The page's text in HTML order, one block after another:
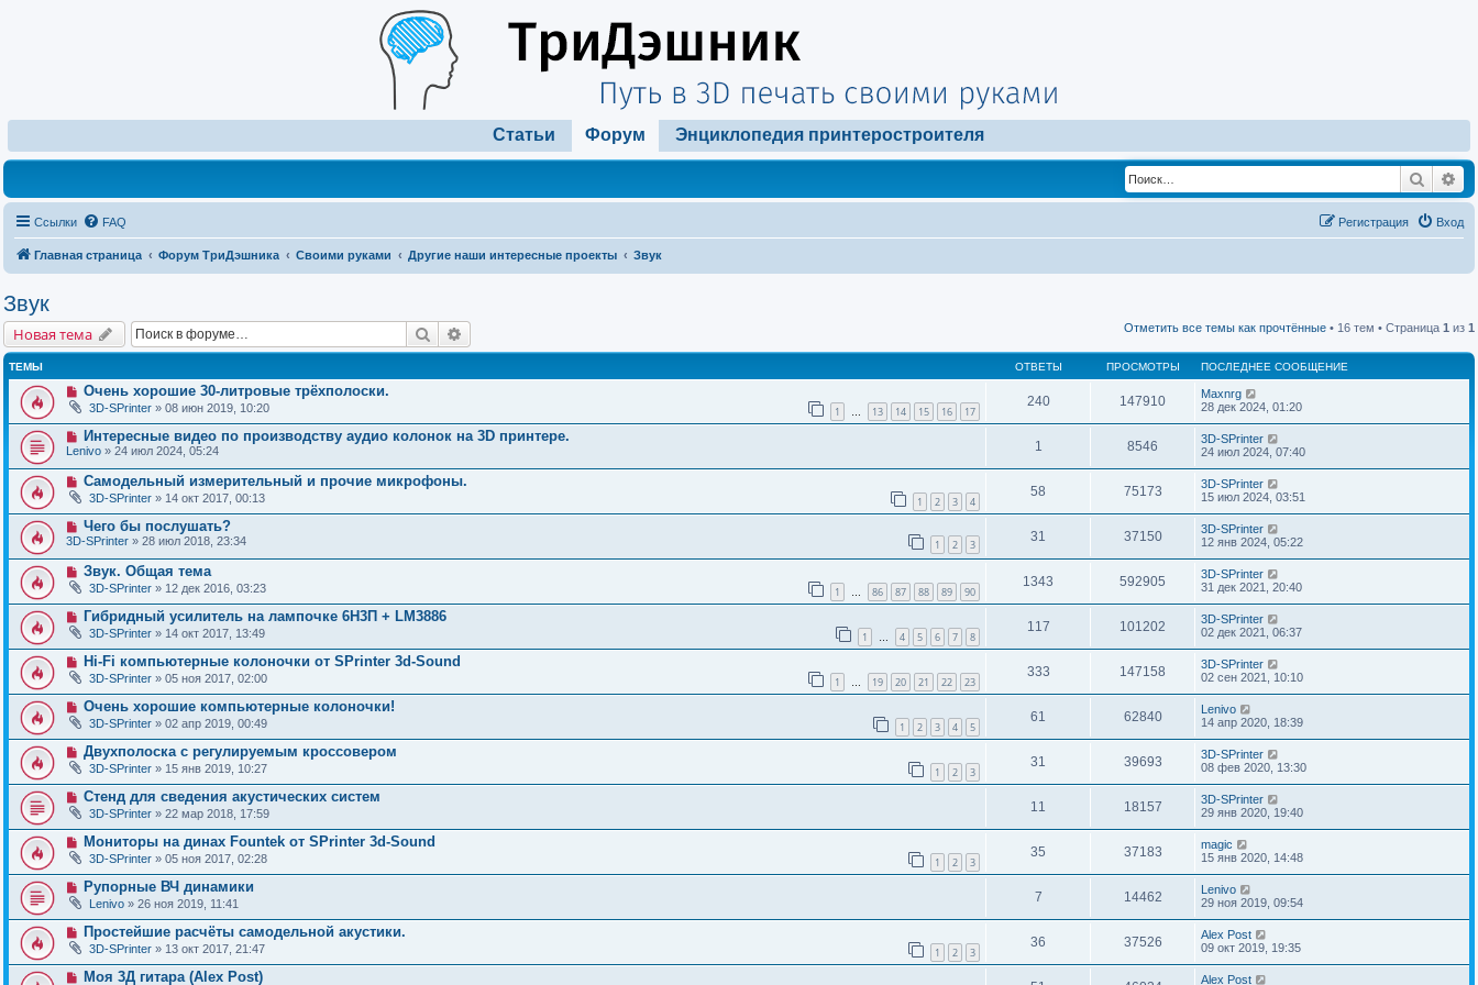
Статьи Форум Энциклопедия принтеростроителя
Поиск
Ссылки FAQ Вход
Регистрация
Главная страница Форум ТриДэшника Своими руками Другие наши интересные проекты Звук
Звук
Новая тема Поиск Отметить все темы как прочтённые • 16 тем • Страница 1 из 1
ТЕМЫ ОТВЕТЫ ПРОСМОТРЫ ПОСЛЕДНЕЕ СООБЩЕНИЕ
Очень хорошие 30-литровые трёхполоски.
3D-SPrinter » 08 июн 2019, 10:20 1 … 13 14 15 16 17
240 147910
Maxnrg
28 дек 2024, 01:20
Интересные видео по производству аудио колонок на 3D принтере.
Lenivo » 24 июл 2024, 05:24 1 8546
3D-SPrinter
24 июл 2024, 07:40
Самодельный измерительный и прочие микрофоны.
3D-SPrinter » 14 окт 2017, 00:13 1 2 3 4
58 75173
3D-SPrinter
15 июл 2024, 03:51
Чего бы послушать?
3D-SPrinter » 28 июл 2018, 23:34 1 2 3
31 37150
3D-SPrinter
12 янв 2024, 05:22
Звук. Общая тема
3D-SPrinter » 12 дек 2016, 03:23 1 … 86 87 88 89 90
1343 592905
3D-SPrinter
31 дек 2021, 20:40
Гибридный усилитель на лампочке 6Н3П + LM3886
3D-SPrinter » 14 окт 2017, 13:49 1 … 4 5 6 7 8
117 101202
3D-SPrinter
02 дек 2021, 06:37
Hi-Fi компьютерные колоночки от SPrinter 3d-Sound
3D-SPrinter » 05 ноя 2017, 02:00 1 … 19 20 21 22 23
333 147158
3D-SPrinter
02 сен 2021, 10:10
Очень хорошие компьютерные колоночки!
3D-SPrinter » 02 апр 2019, 00:49 1 2 3 4 5
61 62840
Lenivo
14 апр 2020, 18:39
Двухполоска с регулируемым кроссовером
3D-SPrinter » 15 янв 2019, 10:27 1 2 3
31 39693
3D-SPrinter
08 фев 2020, 13:30
Стенд для сведения акустических систем
3D-SPrinter » 22 мар 2018, 17:59 11 18157
3D-SPrinter
29 янв 2020, 19:40
Мониторы на динах Fountek от SPrinter 3d-Sound
3D-SPrinter » 05 ноя 2017, 02:28 1 2 3
35 37183
magic
15 янв 2020, 14:48
Рупорные ВЧ динамики
Lenivo » 26 ноя 2019, 11:41 7 14462
Lenivo
29 ноя 2019, 09:54
Простейшие расчёты самодельной акустики.
3D-SPrinter » 13 окт 2017, 21:47 1 2 3
36 37526
Alex Post
09 окт 2019, 19:35
Моя 3Д гитара (Alex Post) Alex Post